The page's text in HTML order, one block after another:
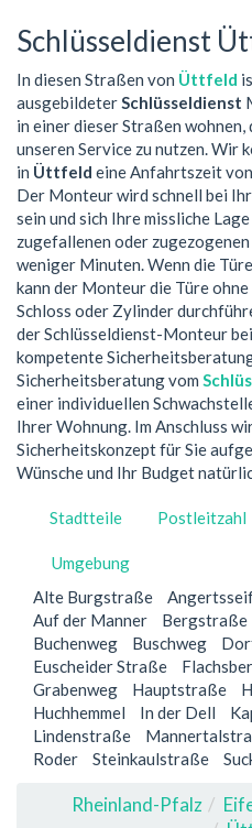
Schlüsseldienst
In diesen Straßen von Üttfeld
ausgebildeterSchlüsseldienst
in einer dieser Straßen
unseren Service zu nutzen. Wir
in Üttfeld eine Anfahrtszeit
Der Monteur wird schnell bei
sein und sich Ihre missliche
zugefallenen oder
weniger Minuten. Wenn die
kann der Monteur die Türe
Schloss oder Zylinder
der Schlüsseldienst-Monteur
kompetente
Sicherheitsberatung vom
einer individuellen
Ihrer Wohnung. Im Anschluss
Sicherheitskonzept für Sie
Wünsche und Ihr Budget
Stadtteile Postleitzahl
Umgebung
Alte Burgstraße
Auf der Manner
Bergstraße
Buchenweg
Buschweg
Euscheider Straße
Grabenweg
Hauptstraße
Huchhemmel
In der Dell
Lindenstraße
Roder
Steinkaulstraße
Rheinland-Pfalz